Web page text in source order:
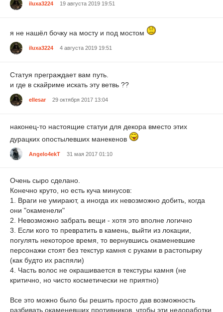
iluxa3224 19 августа 2019 19:51
я не нашёл бочку на мосту и под мостом
iluxa3224 4 августа 2019 19:51
Статуя преграждает вам путь.
и где в скайриме искать эту ветвь ??
ellesar 29 октября 2017 13:04
наконец-то настоящие статуи для декора вместо этих
дурацких опостылевших манекенов
Angelo4ekT 31 мая 2017 01:10
Очень сыро сделано.
Конечно круто, но есть куча минусов:
1. Враги не умирают, а иногда их невозможно добить, когда
они "окаменели"
2. Невозможно забрать вещи - хотя это вполне логично
3. Если кого то превратить в камень, выйти из локации,
погулять некоторое время, то вернувшись окаменевшие
персонажи стоят без текстур камня с руками в растопырку
(как будто их распяли)
4. Часть волос не окрашивается в текстуры камня (не
критично, но чисто косметически не приятно)
Все это можно было бы решить просто дав возможность
разбивать окаменевших противников, чтобы эти недоработки